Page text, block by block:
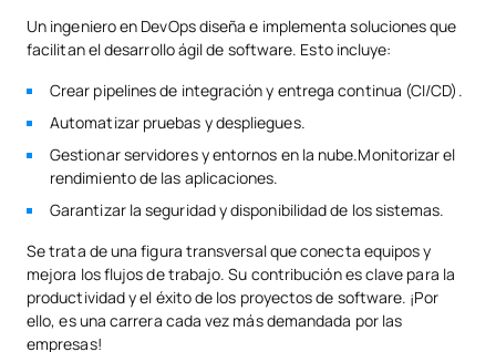
Un ingeniero en DevOps diseña e implementa soluciones que
facilitan el desarrollo ágil de software. Esto incluye:
Crear pipelines de integración y entrega continua (CI/CD).
Automatizar pruebas y despliegues.
Gestionar servidores y entornos en la nube.Monitorizar el
rendimiento de las aplicaciones.
Garantizar la seguridad y disponibilidad de los sistemas.
Se trata de una figura transversal que conecta equipos y
mejora los flujos de trabajo. Su contribución es clave para la
productividad y el éxito de los proyectos de software. ¡Por
ello, es una carrera cada vez más demandada por las
empresas!